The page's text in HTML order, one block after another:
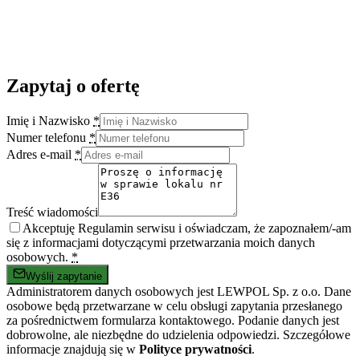
Zapytaj o ofertę
Imię i Nazwisko *
Numer telefonu *
Adres e-mail *
Treść wiadomości
Akceptuję Regulamin serwisu i oświadczam, że zapoznałem/-am
się z informacjami dotyczącymi przetwarzania moich danych
osobowych. *
Wyślij zapytanie
Administratorem danych osobowych jest LEWPOL Sp. z o.o. Dane
osobowe będą przetwarzane w celu obsługi zapytania przesłanego
za pośrednictwem formularza kontaktowego. Podanie danych jest
dobrowolne, ale niezbędne do udzielenia odpowiedzi. Szczegółowe
informacje znajdują się w Polityce prywatności.